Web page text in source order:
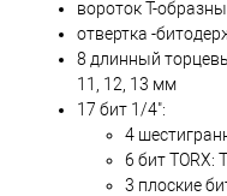
вороток Т-
отвертка -
8 длинный
11, 12, 13 мм
17 бит 1/4":
4
6 бит TORX:
3 плоские